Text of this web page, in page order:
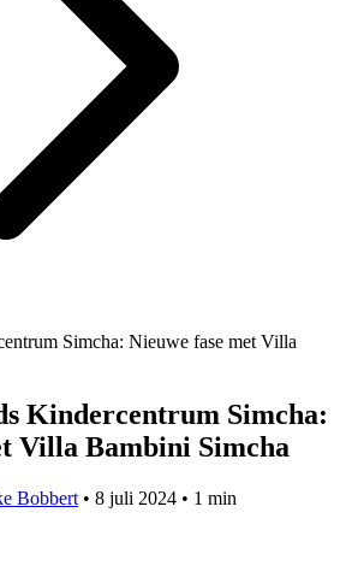
Simcha: Nieuwe fase met Villa
Kindercentrum Simcha:
Villa Bambini Simcha
Bobbert • 8 juli 2024 • 1 min